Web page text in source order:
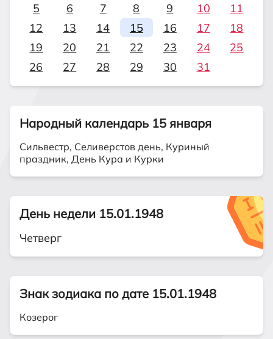
5
6 7 8 9 10
11
12
13 14 15 16 17
18
19
20 21 22 23 24
25
26
27 28 29 30 31
Народный календарь 15 января
Сильвестр, Селиверстов день, Куриный
праздник, День Кура и Курки
День недели 15.01.1948
Четверг
Знак зодиака по дате 15.01.1948
Козерог